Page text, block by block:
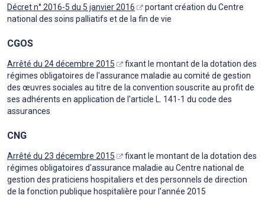
Décret n° 2016-5 du 5 janvier 2016
portant création du Centre
national des soins palliatifs et de la fin de vie
CGOS
Arrêté du 24 décembre 2015
fixant le montant de la dotation des
régimes obligatoires de l'assurance maladie au comité de gestion
des œuvres sociales au titre de la convention souscrite au profit de
ses adhérents en application de l'article L. 141-1 du code des
assurances
CNG
Arrêté du 23 décembre 2015
fixant le montant de la dotation des
régimes obligatoires d'assurance maladie au Centre national de
gestion des praticiens hospitaliers et des personnels de direction
de la fonction publique hospitalière pour l'année 2015